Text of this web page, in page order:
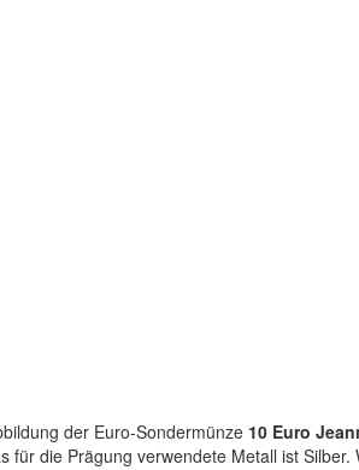
der Euro-Sondermünze 10 Euro
für die Prägung verwendete Metall ist